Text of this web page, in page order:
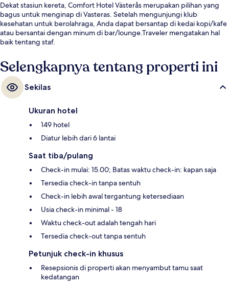
Dekat stasiun kereta, Comfort Hotel Västerås merupakan pilihan yang
bagus untuk menginap di Vasteras. Setelah mengunjungi klub
kesehatan untuk berolahraga, Anda dapat bersantap di kedai kopi/kafe
atau bersantai dengan minum di bar/lounge.Traveler mengatakan hal
baik tentang staf.
Selengkapnya tentang properti ini
Sekilas
Ukuran hotel
149 hotel
Diatur lebih dari 6 lantai
Saat tiba/pulang
Check-in mulai: 15.00; Batas waktu check-in: kapan saja
Tersedia check-in tanpa sentuh
Check-in lebih awal tergantung ketersediaan
Usia check-in minimal - 18
Waktu check-out adalah tengah hari
Tersedia check-out tanpa sentuh
Petunjuk check-in khusus
Resepsionis di properti akan menyambut tamu saat
kedatangan